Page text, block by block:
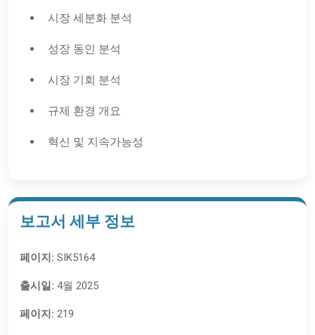
시장 세분화 분석
성장 동인 분석
시장 기회 분석
규제 환경 개요
혁신 및 지속가능성
보고서 세부 정보
페이지: SIK5164
출시일: 4월 2025
페이지: 219